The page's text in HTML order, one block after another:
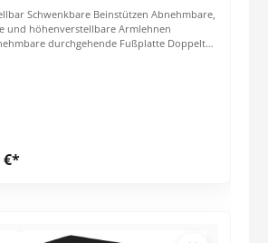
Schwenkbare Beinstützen Abnehmbare,
und höhenverstellbare Armlehnen
durchgehende Fußplatte Doppelte
€*